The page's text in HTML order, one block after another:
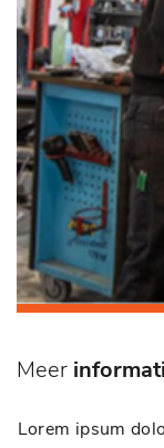
Meer
Lorem ipsum